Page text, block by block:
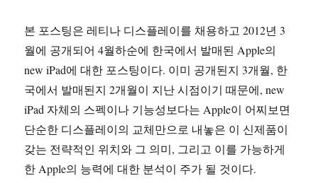
이
유
본 포스팅은 레티나 디스플레이를 채용하고 2012년 3
월에 공개되어 4월하순에 한국에서 발매된 Apple의
new iPad에 대한 포스팅이다. 이미 공개된지 3개월, 한
국에서 발매된지 2개월이 지난 시점이기 때문에, new
iPad 자체의 스펙이나 기능성보다는 Apple이 어찌보면
단순한 디스플레이의 교체만으로 내놓은 이 신제품이
갖는 전략적인 위치와 그 의미, 그리고 이를 가능하게
한 Apple의 능력에 대한 분석이 주가 될 것이다.